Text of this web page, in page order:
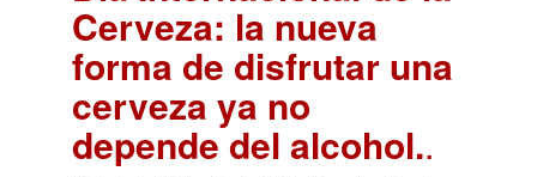
Cerveza: la nueva
forma de disfrutar una
cerveza ya no
depende del alcohol..